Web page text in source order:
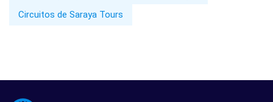
Circuitos de Saraya Tours